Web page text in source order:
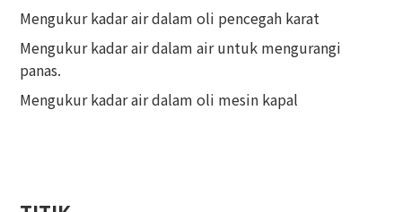
Mengukur kadar air dalam oli pencegah karat
Mengukur kadar air dalam air untuk mengurangi
panas.
Mengukur kadar air dalam oli mesin kapal